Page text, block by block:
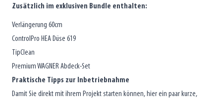
Zusätzlich im exklusiven Bundle enthalten:
Verlängerung 60cm
ControlPro HEA Düse 619
TipClean
Premium WAGNER Abdeck-Set
Praktische Tipps zur Inbetriebnahme
Damit Sie direkt mit ihrem Projekt starten können, hier ein paar kurze,